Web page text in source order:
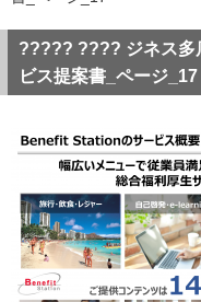
????? ???? ジネス
ビス提案書_ページ_17